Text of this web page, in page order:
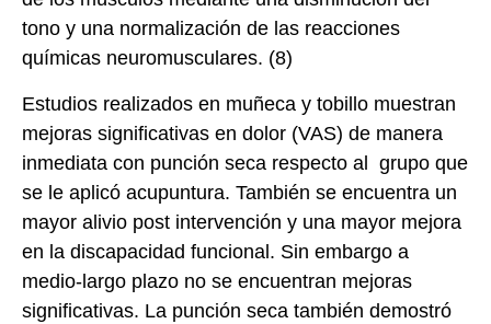
tono y una normalización de las reacciones
químicas neuromusculares. (8)
Estudios realizados en muñeca y tobillo muestran
mejoras significativas en dolor (VAS) de manera
inmediata con punción seca respecto al grupo que
se le aplicó acupuntura. También se encuentra un
mayor alivio post intervención y una mayor mejora
en la discapacidad funcional. Sin embargo a
medio-largo plazo no se encuentran mejoras
significativas. La punción seca también demostró